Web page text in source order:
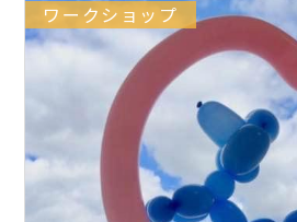
ワークショップ